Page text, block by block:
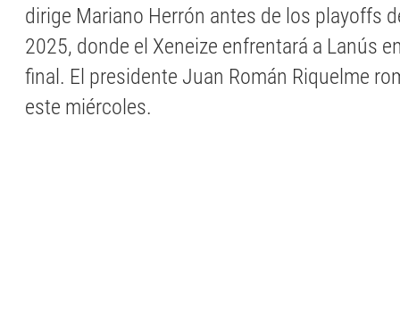
dirige Mariano Herrón antes de los playoffs
2025, donde el Xeneize enfrentará a Lanús
final. El presidente Juan Román Riquelme
este miércoles.